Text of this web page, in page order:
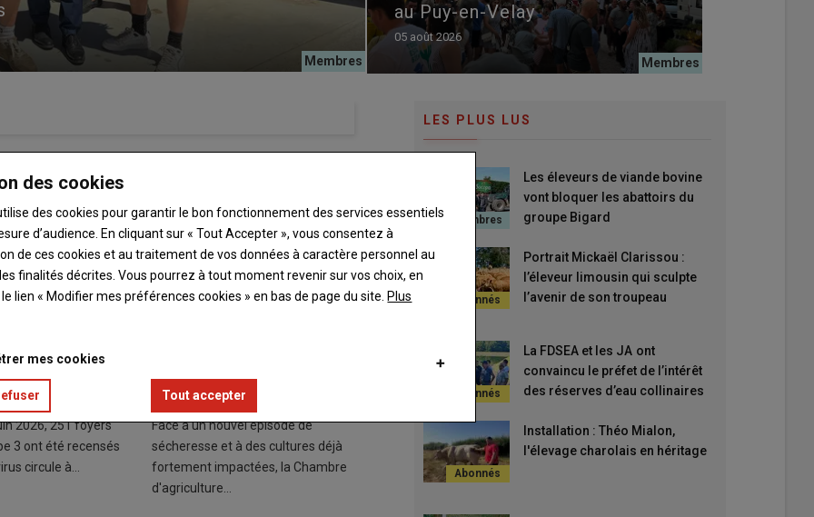
au Puy-en-Velay
05 août 2026
foyer
Puy-de-Dôme,
à la
2026, 251 foyers
3 ont été recensés
circule à…
fourragère
05 août 2026
Face à un nouvel épisode de
sécheresse et à des cultures déjà
fortement impactées, la Chambre
d'agriculture…
LES PLUS LUS
Les éleveurs de viande bovine
vont bloquer les abattoirs du
groupe Bigard
Portrait Mickaël Clarissou :
l’éleveur limousin qui sculpte
l’avenir de son troupeau
La FDSEA et les JA ont
convaincu le préfet de l’intérêt
des réserves d’eau collinaires
Installation : Théo Mialon,
l'élevage charolais en héritage
des cookies
des cookies pour garantir le bon fonctionnement des services essentiels
d’audience. En cliquant sur « Tout Accepter », vous consentez à
de ces cookies et au traitement de vos données à caractère personnel au
finalités décrites. Vous pourrez à tout moment revenir sur vos choix, en
lien « Modifier mes préférences cookies » en bas de page du site. Plus
mes cookies
Tout accepter